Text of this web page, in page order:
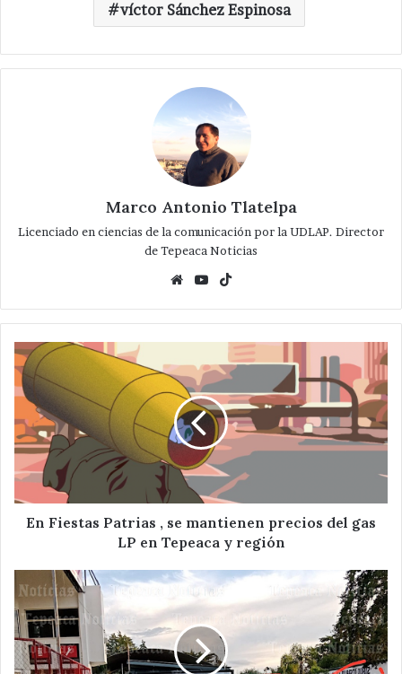
víctor Sánchez Espinosa
Marco Antonio Tlatelpa
Licenciado en ciencias de la comunicación por la UDLAP. Director
de Tepeaca Noticias
WebsiteYouTube
En
Fiestas
Patrias
se
mantienen
precios
del
gas
LP
región
En Fiestas Patrias , se mantienen precios del gas
LP en Tepeaca y región
Ejecutan
a
policía
municipal
y